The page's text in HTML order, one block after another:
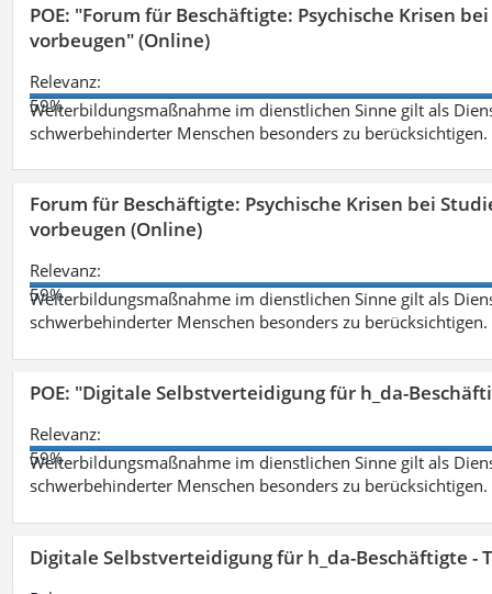
POE: "Forum für Beschäftigte: Psychische Krisen
vorbeugen" (Online)
Relevanz:
59%
Weiterbildungsmaßnahme im dienstlichen Sinne gilt als
schwerbehinderter Menschen besonders zu berücksichtigen.
Forum für Beschäftigte: Psychische Krisen bei
vorbeugen (Online)
Relevanz:
59%
Weiterbildungsmaßnahme im dienstlichen Sinne gilt als
schwerbehinderter Menschen besonders zu berücksichtigen.
POE: "Digitale Selbstverteidigung für h_da-
Relevanz:
59%
Weiterbildungsmaßnahme im dienstlichen Sinne gilt als
schwerbehinderter Menschen besonders zu berücksichtigen.
Digitale Selbstverteidigung für h_da-Beschäftigte -